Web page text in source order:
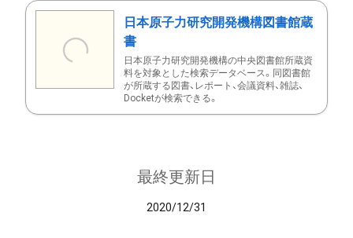
日本原子力研究開発機構図書館蔵
書
日本原子力研究開発機構の中央図書館所蔵資
料を対象とした検索データベース。同図書館
が所蔵する図書、レポート、会議資料、雑誌、
Docketが検索できる。
最終更新日
2020/12/31